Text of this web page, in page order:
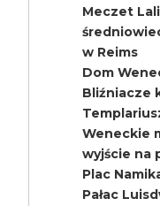
Meczet
w Reims
Dom
Bliźniacze
Weneckie
wyjście na
Plac
Pałac